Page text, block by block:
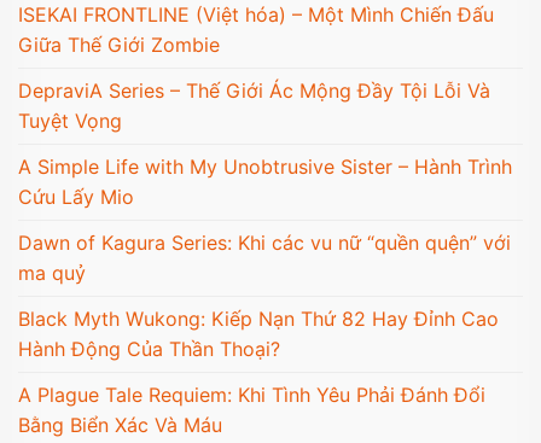
ISEKAI FRONTLINE (Việt hóa) – Một Mình Chiến Đấu
Giữa Thế Giới Zombie
DepraviA Series – Thế Giới Ác Mộng Đầy Tội Lỗi Và
Tuyệt Vọng
A Simple Life with My Unobtrusive Sister – Hành Trình
Cứu Lấy Mio
Dawn of Kagura Series: Khi các vu nữ “quền quện” với
ma quỷ
Black Myth Wukong: Kiếp Nạn Thứ 82 Hay Đỉnh Cao
Hành Động Của Thần Thoại?
A Plague Tale Requiem: Khi Tình Yêu Phải Đánh Đổi
Bằng Biển Xác Và Máu